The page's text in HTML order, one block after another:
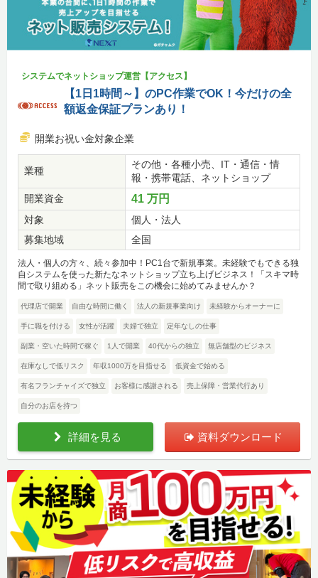
システムでネットショップ運営【アクセス】
【1日1時間～】のPC作業でOK！今だけの全
額返金保証プランあり！
開業お祝い金対象企業
業種
その他・各種小売、IT・通信・情
報・携帯電話、ネットショップ
開業資金
41 万円
対象
個人・法人
募集地域
全国
法人・個人の方々、続々参加中！PC1台で新規事業。未経験でもできる独
自システムを使った新たなネットショップ立ち上げビジネス！「スキマ時
間で取り組める」ネット販売をこの機会に始めてみませんか？
代理店で開業 自由な時間に働く 法人の新規事業向け 未経験からオーナーに
手に職を付ける 女性が活躍 夫婦で独立 定年なしの仕事
副業・空いた時間で稼ぐ 1人で開業 40代からの独立 無店舗型のビジネス
在庫なしで低リスク 年収1000万を目指せる 低資金で始める
有名フランチャイズで独立 お客様に感謝される 売上保障・営業代行あり
自分のお店を持つ
詳細を見る 資料ダウンロード